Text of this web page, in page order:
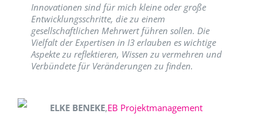
Innovationen sind für mich kleine oder große
Entwicklungsschritte, die zu einem
gesellschaftlichen Mehrwert führen sollen. Die
Vielfalt der Expertisen in I3 erlauben es wichtige
Aspekte zu reflektieren, Wissen zu vermehren und
Verbündete für Veränderungen zu finden.
ELKE BENEKE,EB Projektmanagement